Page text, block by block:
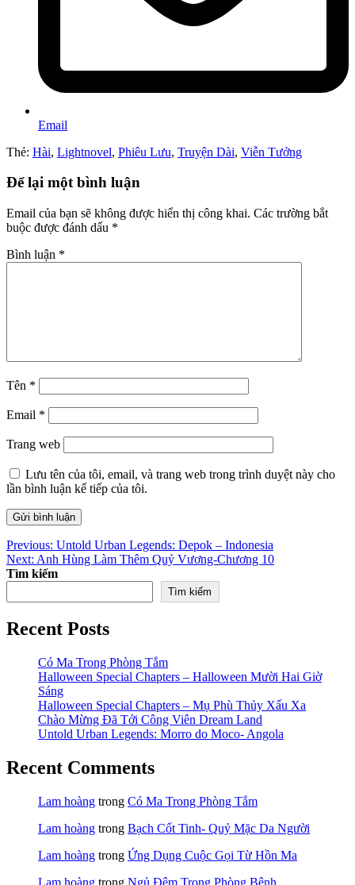
Email
Thẻ: Hài, Lightnovel, Phiêu Lưu, Truyện Dài, Viễn Tưởng
Để lại một bình luận
Email của bạn sẽ không được hiển thị công khai. Các trường bắt
buộc được đánh dấu *
Bình luận *
Tên *
Email *
Trang web
Lưu tên của tôi, email, và trang web trong trình duyệt này cho
lần bình luận kế tiếp của tôi.
Điều
hướng
Previous: Untold Urban Legends: Depok – Indonesia
Next: Anh Hùng Làm Thêm Quỷ Vương-Chương 10
Tìm kiếm
Tìm kiếm
Recent Posts
Có Ma Trong Phòng Tắm
Halloween Special Chapters – Halloween Mười Hai Giờ
Sáng
Halloween Special Chapters – Mụ Phù Thủy Xấu Xa
Chào Mừng Đã Tới Công Viên Dream Land
Untold Urban Legends: Morro do Moco- Angola
Recent Comments
Lam hoàng trong Có Ma Trong Phòng Tắm
Lam hoàng trong Bạch Cốt Tinh- Quỷ Mặc Da Người
Lam hoàng trong Ứng Dụng Cuộc Gọi Từ Hồn Ma
Lam hoàng trong Ngủ Đêm Trong Phòng Bệnh